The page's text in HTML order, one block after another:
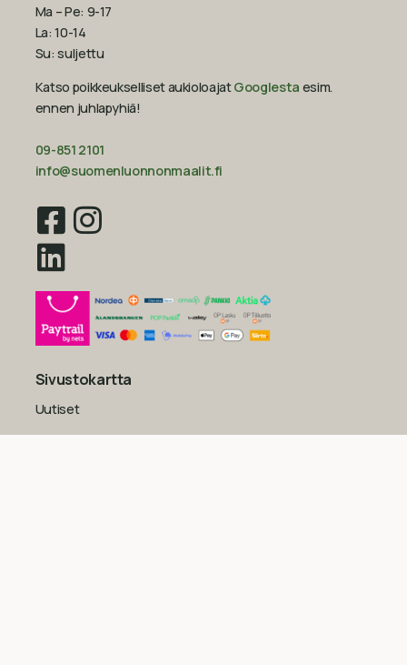
Ma – Pe: 9-17
La: 10-14
Su: suljettu
Katso poikkeukselliset aukioloajatGooglesta esim.
ennen juhlapyhiä!‍
09-851 2101
info@suomenluonnonmaalit.fi
Sivustokartta
Uutiset
Inspiraatio